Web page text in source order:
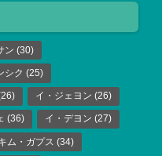
ン (30)
シク (25)
イ・ジェヨン (26)
(36) イ・デヨン (27)
ム・ガプス (34)